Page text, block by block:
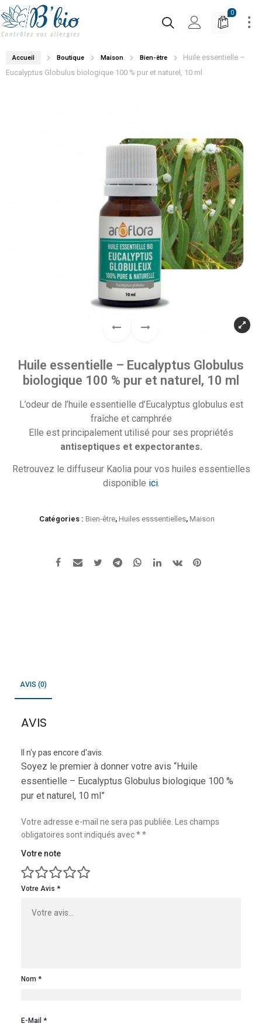
0
Accueil Boutique Maison Bien-être
Huile essentielle –
Eucalyptus Globulus biologique 100 % pur et naturel, 10 ml
Huile essentielle – Eucalyptus Globulus
biologique 100 % pur et naturel, 10 ml
L’odeur de l’huile essentielle d’Eucalyptus globulus est
fraîche et camphrée
Elle est principalement utilisé pour ses propriétés
antiseptiques et expectorantes.
Retrouvez le diffuseur Kaolia pour vos huiles essentielles
disponible ici.
Catégories : Bien-être, Huiles esssentielles, Maison
AVIS (0)
AVIS
Il n'y pas encore d'avis.
Soyez le premier à donner votre avis “Huile
essentielle – Eucalyptus Globulus biologique 100 %
pur et naturel, 10 ml”
Votre adresse e-mail ne sera pas publiée.
Les champs
obligatoires sont indiqués avec*
Votre note
Votre Avis
Nom
E-Mail